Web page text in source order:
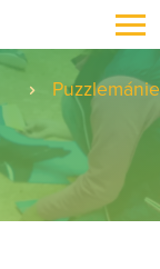
Puzzlemánie